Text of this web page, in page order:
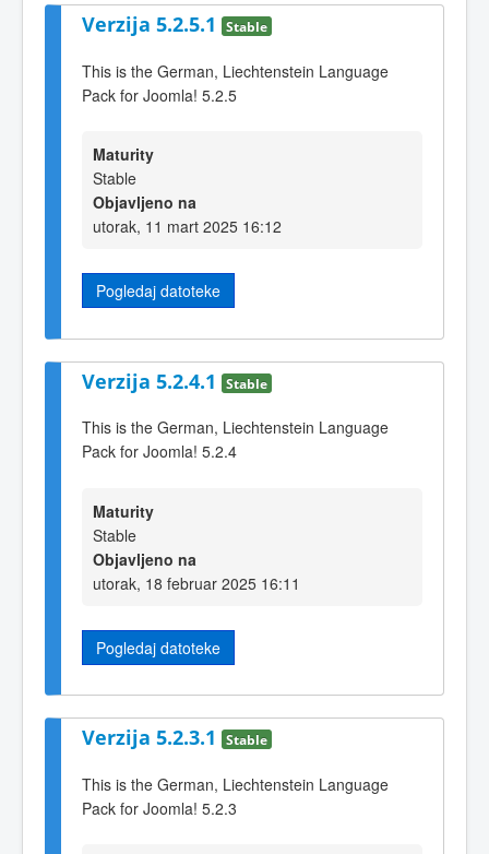
Verzija 5.2.5.1 Stable
This is the German, Liechtenstein Language
Pack for Joomla! 5.2.5
Maturity
Stable
Objavljeno na
utorak, 11 mart 2025 16:12
Pogledaj datoteke
Verzija 5.2.4.1 Stable
This is the German, Liechtenstein Language
Pack for Joomla! 5.2.4
Maturity
Stable
Objavljeno na
utorak, 18 februar 2025 16:11
Pogledaj datoteke
Verzija 5.2.3.1 Stable
This is the German, Liechtenstein Language
Pack for Joomla! 5.2.3